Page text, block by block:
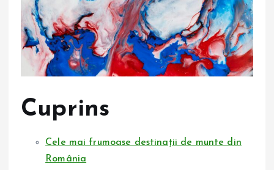
Cuprins
Cele mai frumoase destinații de munte din
România